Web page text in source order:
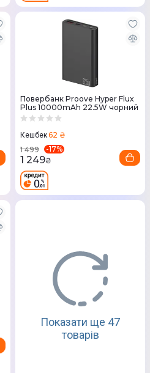
Повербанк Proove Hyper Flux
Plus 10000mAh 22.5W чорний
Кешбек62 ₴
1 499
-17%
1 249₴
Показати ще 47
товарів